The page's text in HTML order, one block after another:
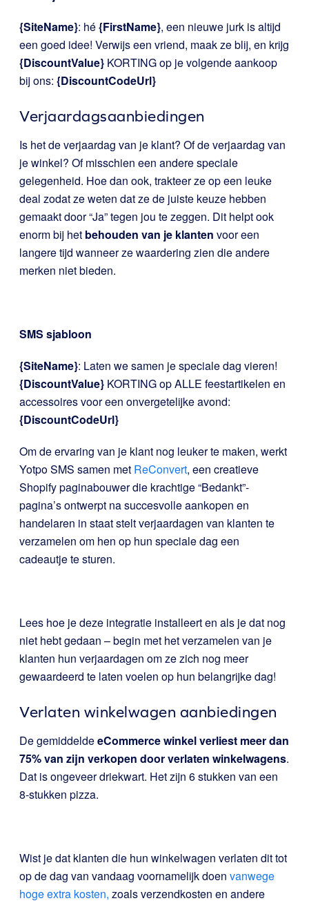
{SiteName}: hé{FirstName}, een nieuwe jurk is altijd
een goed idee! Verwijs een vriend, maak ze blij, en krijg
{DiscountValue} KORTING op je volgende aankoop
bij ons: {DiscountCodeUrl}
Verjaardagsaanbiedingen
Is het de verjaardag van je klant? Of de verjaardag van
je winkel? Of misschien een andere speciale
gelegenheid. Hoe dan ook, trakteer ze op een leuke
deal zodat ze weten dat ze de juiste keuze hebben
gemaakt door “Ja” tegen jou te zeggen. Dit helpt ook
enorm bij het behouden van je klanten voor een
langere tijd wanneer ze waardering zien die andere
merken niet bieden.
SMS sjabloon
{SiteName}: Laten we samen je speciale dag vieren!
{DiscountValue} KORTING op ALLE feestartikelen en
accessoires voor een onvergetelijke avond:
{DiscountCodeUrl}
Om de ervaring van je klant nog leuker te maken, werkt
Yotpo SMS samen met ReConvert, een creatieve
Shopify paginabouwer die krachtige “Bedankt”-
pagina’s ontwerpt na succesvolle aankopen en
handelaren in staat stelt verjaardagen van klanten te
verzamelen om hen op hun speciale dag een
cadeautje te sturen.
Lees hoe je deze integratie installeert en als je dat nog
niet hebt gedaan –begin met het verzamelen van je
klanten hun verjaardagen om ze zich nog meer
gewaardeerd te laten voelen op hun belangrijke dag!
Verlaten winkelwagen aanbiedingen
De gemiddeldeeCommerce winkel verliest meer dan
75% van zijn verkopen door verlaten winkelwagens.
Dat is ongeveer driekwart. Het zijn 6 stukken van een
8-stukken pizza.
Wist je dat klanten die hun winkelwagen verlaten dit tot
op de dag van vandaag voornamelijk doen vanwege
hoge extra kosten, zoals verzendkosten en andere